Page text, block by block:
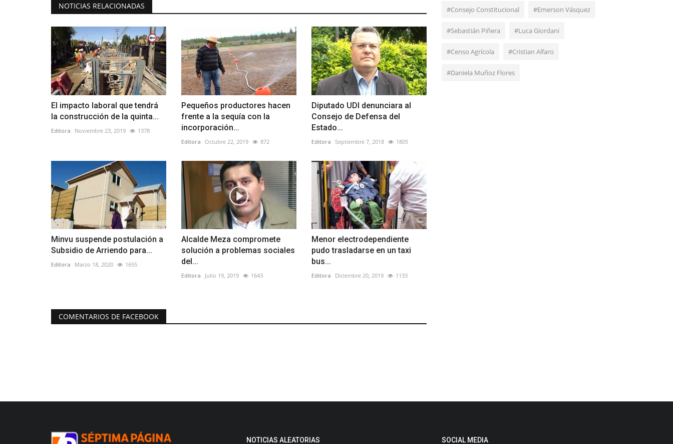
NOTICIAS RELACIONADAS
El impacto laboral que tendrá
la construcción de la quinta...
Editora Noviembre 23, 2019 1378
Pequeños productores hacen
frente a la sequía con la
incorporación...
Editora Octubre 22, 2019 872
Diputado UDI denunciara al
Consejo de Defensa del
Estado...
Editora Septiembre 7, 2018 1805
Minvu suspende postulación a
Subsidio de Arriendo para...
Editora Marzo 18, 2020 1655
Alcalde Meza compromete
solución a problemas sociales
del...
Editora Julio 19, 2019 1643
Menor electrodependiente
pudo trasladarse en un taxi
bus...
Editora Diciembre 20, 2019 1133
COMENTARIOS DE FACEBOOK
#Consejo Constitucional #Emerson Vásquez
#Sebastián Piñera #Luca Giordani
#Censo Agrícola #Cristian Alfaro
#Daniela Muñoz Flores
NOTICIAS ALEATORIAS SOCIAL MEDIA